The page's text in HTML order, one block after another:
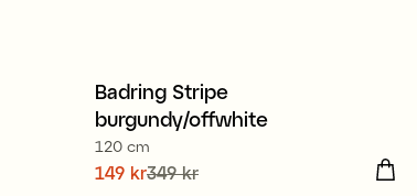
Sale
Badring Stripe
burgundy/offwhite
120 cm
Nuvarande pris
149 kr349 kr